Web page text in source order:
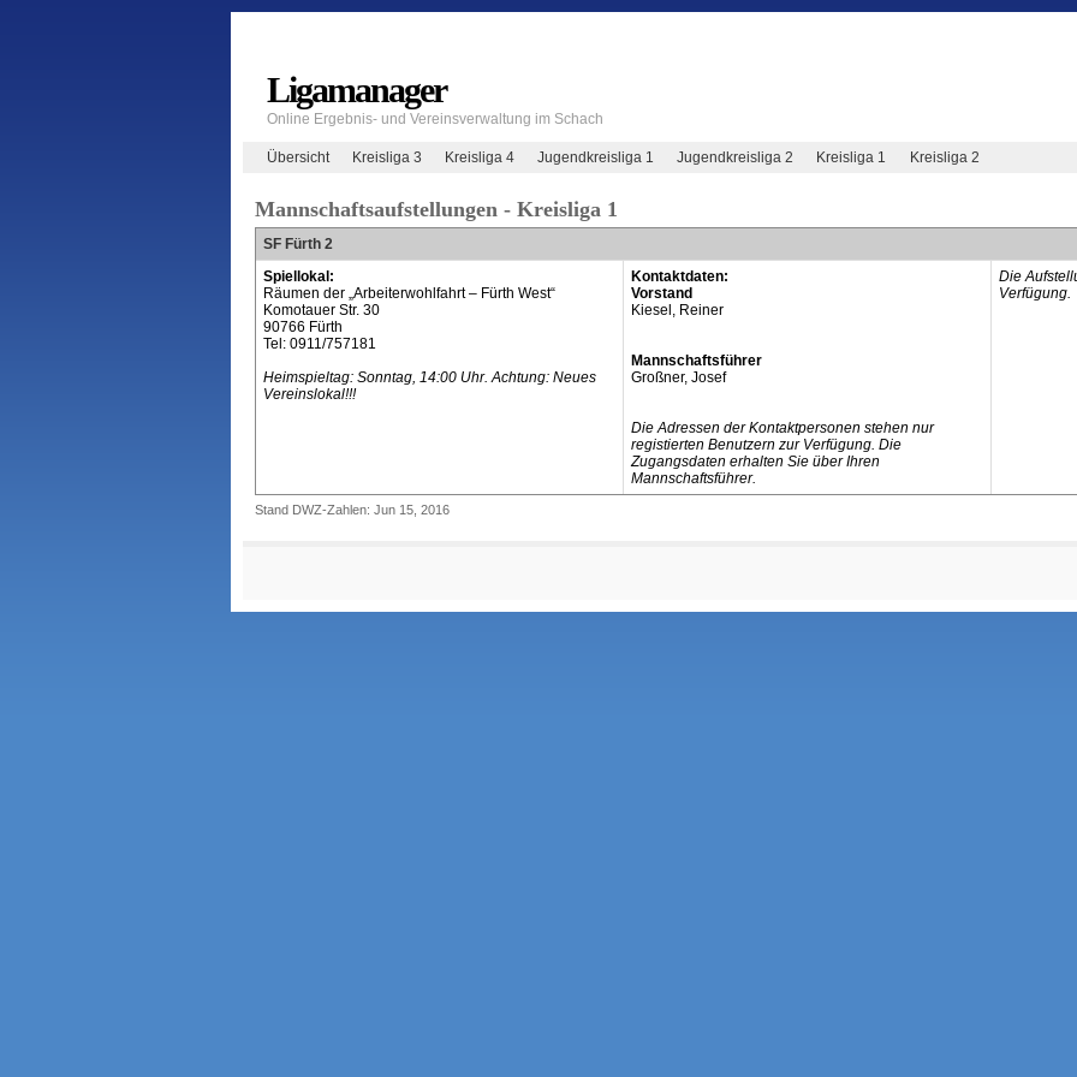
Ligamanager
Online Ergebnis- und Vereinsverwaltung im Schach
Übersicht Kreisliga 3 Kreisliga 4 Jugendkreisliga 1 Jugendkreisliga 2 Kreisliga 1 Kreisliga 2
Mannschaftsaufstellungen - Kreisliga 1
SF Fürth 2
Spiellokal:
Räumen der „Arbeiterwohlfahrt – Fürth West“
Komotauer Str. 30
90766 Fürth
Tel: 0911/757181
Heimspieltag: Sonntag, 14:00 Uhr. Achtung: Neues
Vereinslokal!!!
Kontaktdaten:
Vorstand
Kiesel, Reiner
Mannschaftsführer
Großner, Josef
Die Adressen der Kontaktpersonen stehen nur
registierten Benutzern zur Verfügung. Die
Zugangsdaten erhalten Sie über Ihren
Mannschaftsführer.
Die
Verfügung.
Stand DWZ-Zahlen: Jun 15, 2016